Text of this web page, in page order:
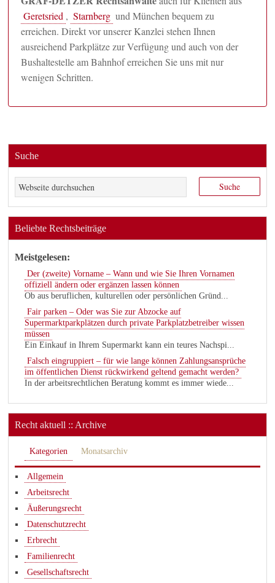
Geretsried , Starnberg und München bequem zu
erreichen. Direkt vor unserer Kanzlei stehen Ihnen
ausreichend Parkplätze zur Verfügung und auch von der
Bushaltestelle am Bahnhof erreichen Sie uns mit nur
wenigen Schritten.
Suche
Beliebte Rechtsbeiträge
Meistgelesen:
Der (zweite) Vorname – Wann und wie Sie Ihren Vornamen
offiziell ändern oder ergänzen lassen können
Ob aus beruflichen, kulturellen oder persönlichen Gründ...
Fair parken – Oder was Sie zur Abzocke auf
Supermarktparkplätzen durch private Parkplatzbetreiber wissen
müssen
Ein Einkauf in Ihrem Supermarkt kann ein teures Nachspi...
Falsch eingruppiert – für wie lange können Zahlungsansprüche
im öffentlichen Dienst rückwirkend geltend gemacht werden?
In der arbeitsrechtlichen Beratung kommt es immer wiede...
Recht aktuell :: Archive
Kategorien Monatsarchiv
Allgemein
Arbeitsrecht
Äußerungsrecht
Datenschutzrecht
Erbrecht
Familienrecht
Gesellschaftsrecht